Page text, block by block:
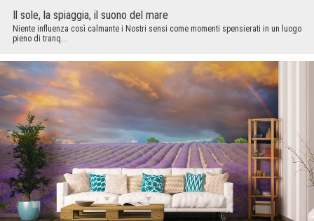
Il sole, la spiaggia, il suono del mare
Niente influenza così calmante i Nostri sensi come momenti spensierati in un luogo
pieno di tranq...